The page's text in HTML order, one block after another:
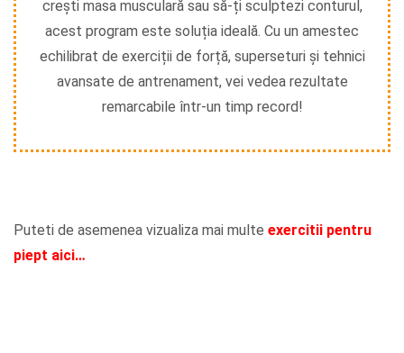
crești masa musculară sau să-ți sculptezi conturul,
acest program este soluția ideală. Cu un amestec
echilibrat de exerciții de forță, superseturi și tehnici
avansate de antrenament, vei vedea rezultate
remarcabile într-un timp record!
Puteti de asemenea vizualiza mai multe exercitii pentru
piept aici…